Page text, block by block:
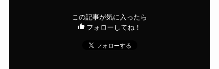
この記事が気に入ったら
フォローしてね！